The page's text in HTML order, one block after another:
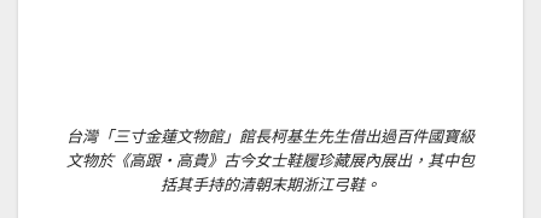
台灣「三寸金蓮文物館」館長柯基生先生借出過百件國寶級
文物於《高跟‧高貴》古今女士鞋履珍藏展內展出，其中包
括其手持的清朝末期浙江弓鞋。